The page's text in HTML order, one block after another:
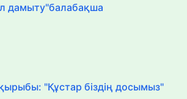
дамыту"балабақша
"Құстар біздің досымыз"